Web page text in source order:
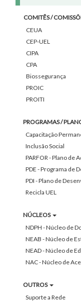
COMITÊS /
CEUA
CEP-UEL
CIPA
CPA
Biossegurança
PROIC
PROITI
PROGRAMAS /
Capacitação
Inclusão Social
PARFOR - Plano de
PDE - Programa de
PDI - Plano de
Recicla UEL
NÚCLEOS
NDPH - Núcleo de
NEAB - Núcleo de
NEAD - Núcleo de
NAC - Núcleo de
OUTROS
Suporte a Rede